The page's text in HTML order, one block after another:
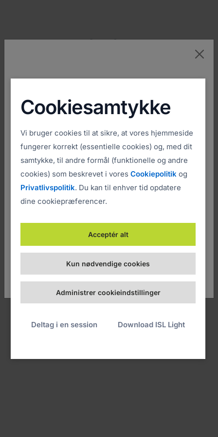
Nulstil din adgangskode
Tilbage til login
meddelelser
Cookiesamtykke
Vi bruger cookies til at sikre, at vores hjemmeside
fungerer korrekt (essentielle cookies) og, med dit
samtykke, til andre formål (funktionelle og andre
cookies) som beskrevet i vores Cookiepolitik og
Privatlivspolitik. Du kan til enhver tid opdatere
dine cookiepræferencer.
Acceptér alt
Kun nødvendige cookies
Administrer cookieindstillinger
Deltag i en session Download ISL Light
Select Region
Visit your regional site for more relevant
pricing, promotions and events.
United States
Denmark